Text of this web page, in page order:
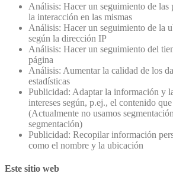
Análisis: Hacer un seguimiento de las
la interacción en las mismas
Análisis: Hacer un seguimiento de la
según la dirección IP
Análisis: Hacer un seguimiento del
página
Análisis: Aumentar la calidad de los
estadísticas
Publicidad: Adaptar la información y
intereses según, p.ej., el contenido
(Actualmente no usamos
segmentación)
Publicidad: Recopilar información
como el nombre y la ubicación
Este sitio web